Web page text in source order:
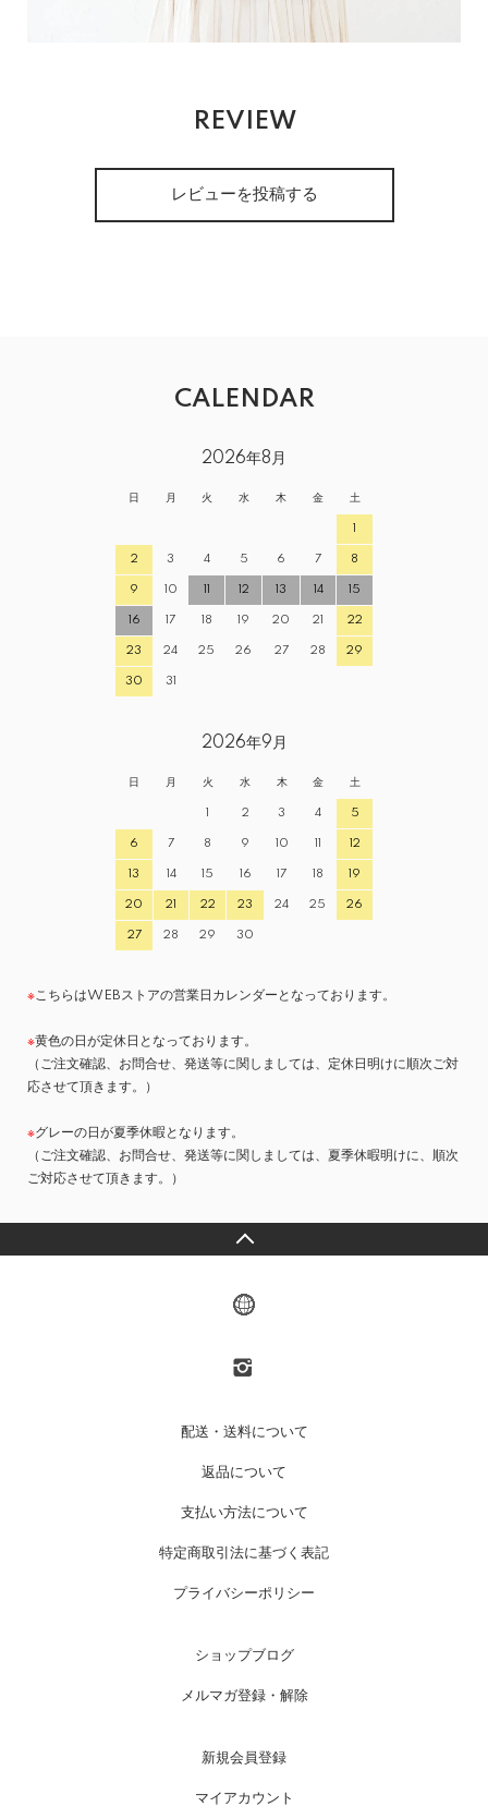
REVIEW
レビューを投稿する
CALENDAR
2026年8月
日 月 火 水 木 金 土
1
2 3 4 5 6 7 8
9 10 11 12 13 14 15
16 17 18 19 20 21 22
23 24 25 26 27 28 29
30 31
2026年9月
日 月 火 水 木 金 土
1 2 3 4 5
6 7 8 9 10 11 12
13 14 15 16 17 18 19
20 21 22 23 24 25 26
27 28 29 30
※こちらはWEBストアの営業日カレンダーとなっております。
※黄色の日が定休日となっております。
（ご注文確認、お問合せ、発送等に関しましては、定休日明けに順次ご対
応させて頂きます。）
※グレーの日が夏季休暇となります。
（ご注文確認、お問合せ、発送等に関しましては、夏季休暇明けに、順次
ご対応させて頂きます。）
配送・送料について
返品について
支払い方法について
特定商取引法に基づく表記
プライバシーポリシー
ショップブログ
メルマガ登録・解除
新規会員登録
マイアカウント